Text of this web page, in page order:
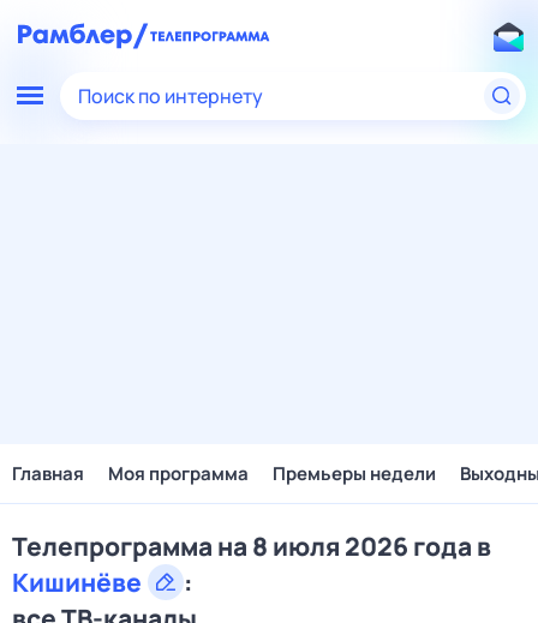
Поиск по интернету
Главная Моя программа Премьеры недели
Телепрограмма на 8 июля 2026 года в
Кишинёве
: